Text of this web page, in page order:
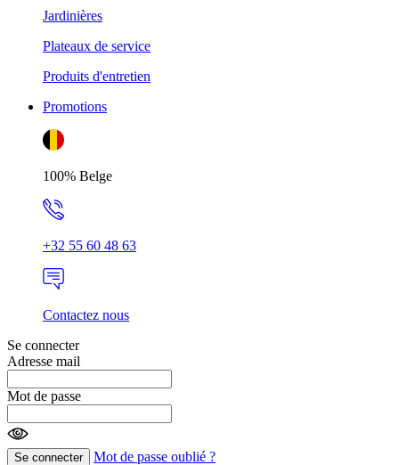
Jardinières
Plateaux de service
Produits d'entretien
Promotions
100% Belge
+32 55 60 48 63
Contactez nous
Se connecter
Adresse mail
Mot de passe
Se connecter
Mot de passe oublié ?